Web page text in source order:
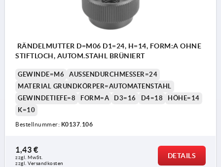
RÄNDELMUTTER D=M06 D1=24, H=14, FORM:A OHNE
STIFTLOCH, AUTOM.STAHL BRÜNIERT
GEWINDE=M6
AUSSENDURCHMESSER=24
MATERIAL GRUNDKÖRPER=AUTOMATENSTAHL
GEWINDETIEFE=8
FORM=A D3=16 D4=18
HÖHE=14
K=10
Bestellnummer: K0137.106
1,43 €
zzgl. MwSt.
zzgl. Versandkosten
DETAILS